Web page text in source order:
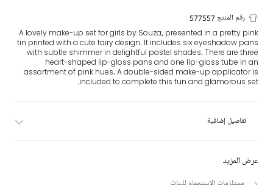
عرض المزيد
رقم المنتج 577557
A lovely make-up set for girls by Souza, presented in a pretty pink
tin printed with a cute fairy design. It includes six eyeshadow pans
with subtle shimmer in delightful pastel shades. There are three
heart-shaped lip-gloss pans and one lip-gloss tube in an
assortment of pink hues. A double-sided make-up applicator is
included to complete this fun and glamorous set.
تفاصيل إضافية